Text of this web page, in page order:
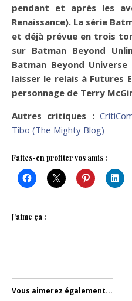
pendant et après les
Renaissance). La série
et déjà prévue en trois
sur Batman Beyond
Batman Beyond
laisser le relais à Futures
personnage de Terry
Autres critiques :
Tibo (The Mighty Blog)
Faites-en profiter vos amis :
J’aime ça :
Vous aimerez également...